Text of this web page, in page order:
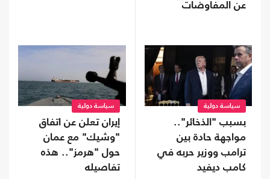
عن المفاوضات
سياسة دولية
بسبب "الذخائر"..
مواجهة حادة بين
ترامب ووزير حربه في
كامب ديفيد
سياسة دولية
إيران تعلن عن اتفاق
"وشيك" مع عمان
حول "هرمز".. هذه
تفاصيله